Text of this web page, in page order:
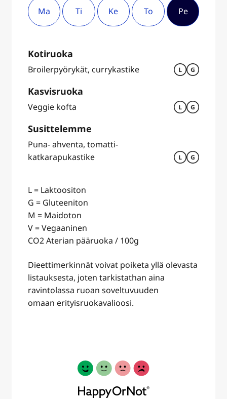
Ma Ti Ke To Pe
Kotiruoka
Broilerpyörykät, currykastike
Kasvisruoka
Veggie kofta
Susittelemme
Puna- ahventa, tomatti-
katkarapukastike
L = Laktoositon
G = Gluteeniton
M = Maidoton
V = Vegaaninen
CO2 Aterian pääruoka / 100g
Dieettimerkinnät voivat poiketa yllä olevasta
listauksesta, joten tarkistathan aina
ravintolassa ruoan soveltuvuuden
omaan erityisruokavalioosi.